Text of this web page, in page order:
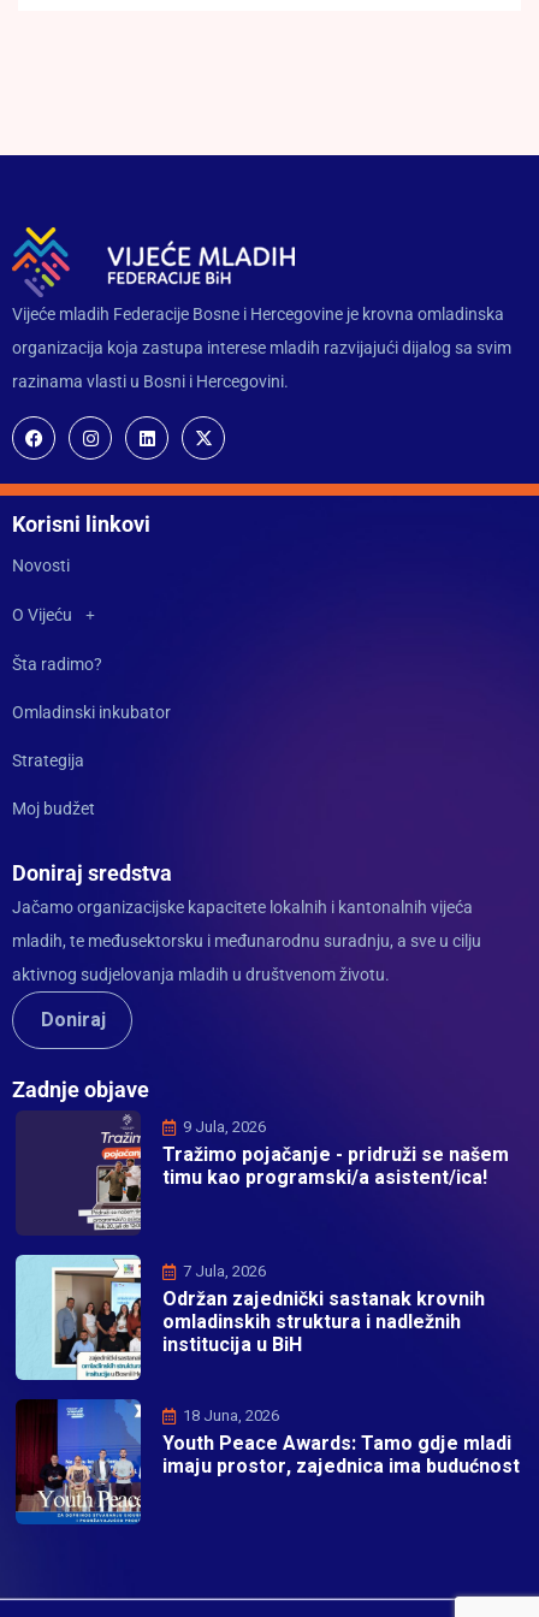
Vijeće mladih Federacije Bosne i Hercegovine je krovna omladinska
organizacija koja zastupa interese mladih razvijajući dijalog sa svim
razinama vlasti u Bosni i Hercegovini.
Korisni linkovi
Novosti
O Vijeću
Šta radimo?
Omladinski inkubator
Strategija
Moj budžet
Doniraj sredstva
Jačamo organizacijske kapacitete lokalnih i kantonalnih vijeća
mladih, te međusektorsku i međunarodnu suradnju, a sve u cilju
aktivnog sudjelovanja mladih u društvenom životu.
Doniraj
Zadnje objave
9 Jula, 2026
Tražimo pojačanje - pridruži se našem
timu kao programski/a asistent/ica!
7 Jula, 2026
Održan zajednički sastanak krovnih
omladinskih struktura i nadležnih
institucija u BiH
18 Juna, 2026
Youth Peace Awards: Tamo gdje mladi
imaju prostor, zajednica ima budućnost